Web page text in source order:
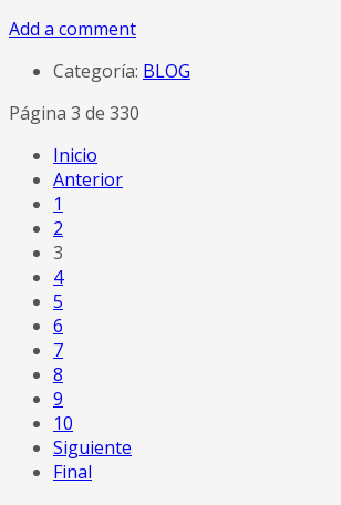
Add a comment
Categoría: BLOG
Página 3 de 330
Inicio
Anterior
1
2
3
4
5
6
7
8
9
10
Siguiente
Final